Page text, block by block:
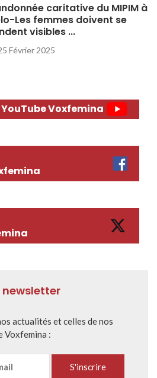
caritative du MIPIM à
Les femmes doivent se
visibles ...
Février 2025
Voxfemina
newsletter
actualités et celles de nos
Voxfemina :